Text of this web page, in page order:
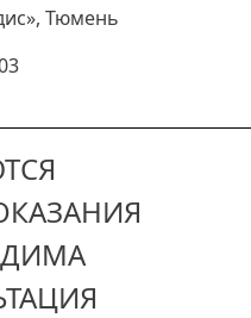
Тюмень